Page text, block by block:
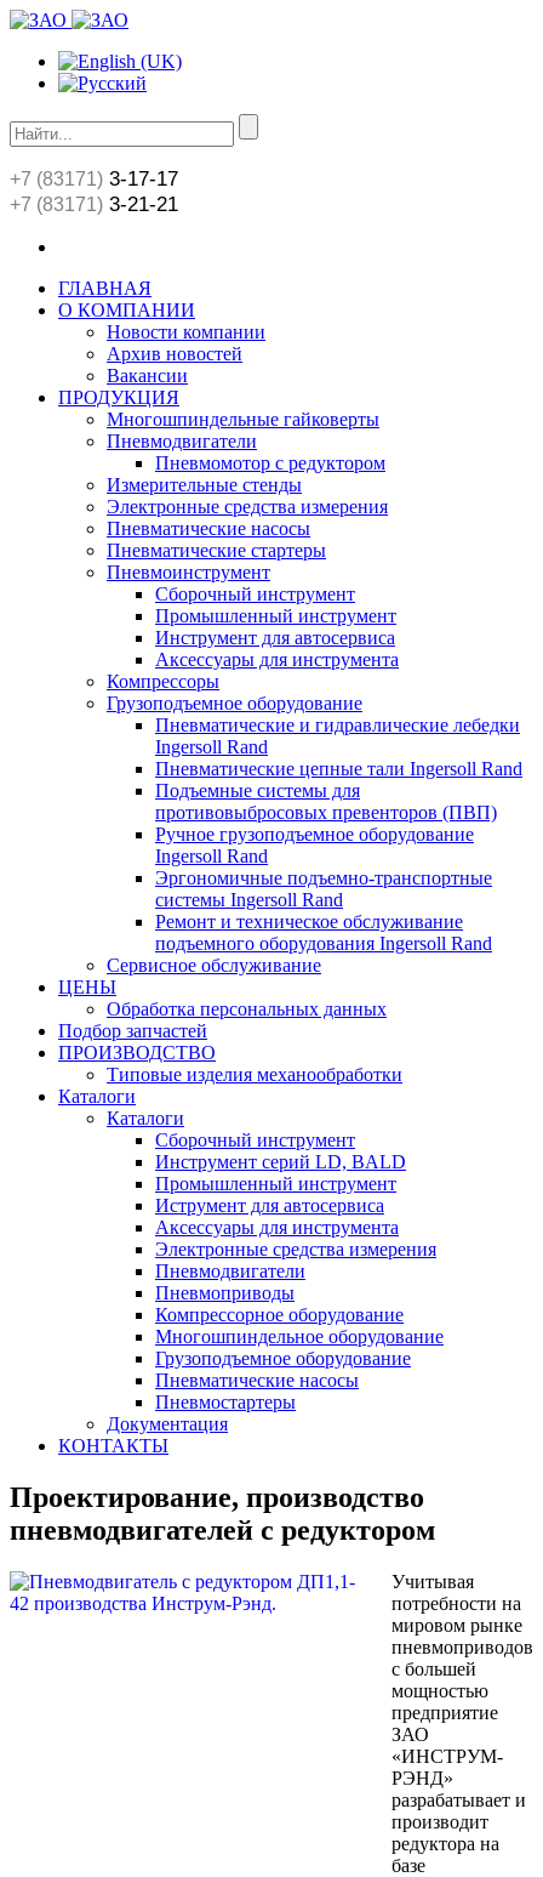
+7 (83171) 3-17-17
+7 (83171) 3-21-21
ГЛАВНАЯ
О КОМПАНИИ
Новости компании
Архив новостей
Вакансии
ПРОДУКЦИЯ
Многошпиндельные гайковерты
Пневмодвигатели
Пневмомотор с редуктором
Измерительные стенды
Электронные средства измерения
Пневматические насосы
Пневматические стартеры
Пневмоинструмент
Сборочный инструмент
Промышленный инструмент
Инструмент для автосервиса
Аксессуары для инструмента
Компрессоры
Грузоподъемное оборудование
Пневматические и гидравлические лебедки
Ingersoll Rand
Пневматические цепные тали Ingersoll Rand
Подъемные системы для
противовыбросовых превенторов (ПВП)
Ручное грузоподъемное оборудование
Ingersoll Rand
Эргономичные подъемно-транспортные
системы Ingersoll Rand
Ремонт и техническое обслуживание
подъемного оборудования Ingersoll Rand
Сервисное обслуживание
ЦЕНЫ
Обработка персональных данных
Подбор запчастей
ПРОИЗВОДСТВО
Типовые изделия механообработки
Каталоги
Каталоги
Сборочный инструмент
Инструмент серий LD, BALD
Промышленный инструмент
Иструмент для автосервиса
Аксессуары для инструмента
Электронные средства измерения
Пневмодвигатели
Пневмоприводы
Компрессорное оборудование
Многошпиндельное оборудование
Грузоподъемное оборудование
Пневматические насосы
Пневмостартеры
Документация
КОНТАКТЫ
Проектирование, производство
пневмодвигателей с редуктором
Учитывая
потребности на
мировом рынке
пневмоприводов
с большей
мощностью
предприятие
ЗАО
«ИНСТРУМ-
РЭНД»
разрабатывает и
производит
редуктора на
базе